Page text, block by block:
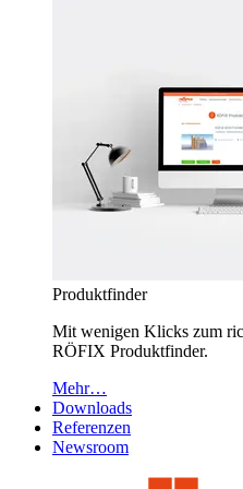
Produktfinder
Mit wenigen Klicks zum
RÖFIX Produktfinder.
Mehr…
Downloads
Referenzen
Newsroom